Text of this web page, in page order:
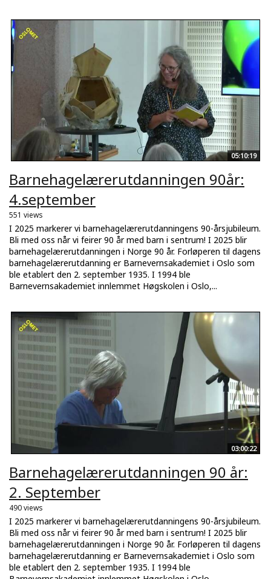
05:10:19
Barnehagelærerutdanningen 90år:
4.september
551 views
I 2025 markerer vi barnehagelærerutdanningens 90-årsjubileum.
Bli med oss når vi feirer 90 år med barn i sentrum! I 2025 blir
barnehagelærerutdanningen i Norge 90 år. Forløperen til dagens
barnehagelærerutdanning er Barnevernsakademiet i Oslo som
ble etablert den 2. september 1935. I 1994 ble
Barnevernsakademiet innlemmet Høgskolen i Oslo,...
03:00:22
Barnehagelærerutdanningen 90 år:
2. September
490 views
I 2025 markerer vi barnehagelærerutdanningens 90-årsjubileum.
Bli med oss når vi feirer 90 år med barn i sentrum! I 2025 blir
barnehagelærerutdanningen i Norge 90 år. Forløperen til dagens
barnehagelærerutdanning er Barnevernsakademiet i Oslo som
ble etablert den 2. september 1935. I 1994 ble